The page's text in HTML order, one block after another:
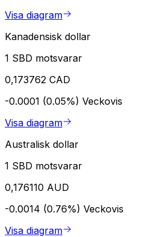
Visa diagram
Kanadensisk dollar
1 SBD motsvarar
0,173762 CAD
-0.0001 (0.05%) Veckovis
Visa diagram
Australisk dollar
1 SBD motsvarar
0,176110 AUD
-0.0014 (0.76%) Veckovis
Visa diagram